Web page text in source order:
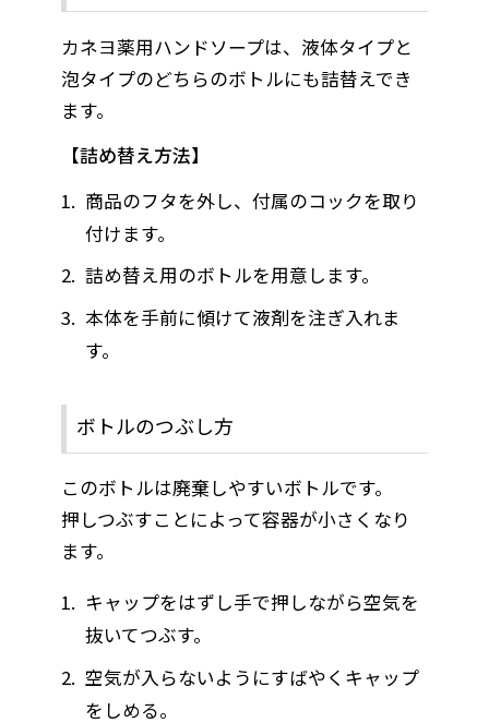
カネヨ薬用ハンドソープは、液体タイプと
泡タイプのどちらのボトルにも詰替えでき
ます。
詰め替え方法
商品のフタを外し、付属のコックを取り
付けます。
詰め替え用のボトルを用意します。
本体を手前に傾けて液剤を注ぎ入れま
す。
ボトルのつぶし方
このボトルは廃棄しやすいボトルです。
押しつぶすことによって容器が小さくなり
ます。
キャップをはずし手で押しながら空気を
抜いてつぶす。
空気が入らないようにすばやくキャップ
をしめる。